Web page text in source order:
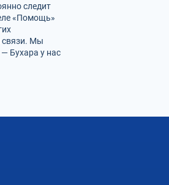
следит
«Помощь»
связи. Мы
Бухара у нас